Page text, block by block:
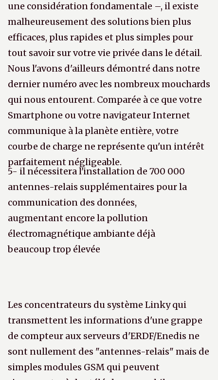
une considération fondamentale –, il existe
malheureusement des solutions bien plus
efficaces, plus rapides et plus simples pour
tout savoir sur votre vie privée dans le détail.
Nous l'avons d'ailleurs démontré dans notre
dernier numéro avec les nombreux mouchards
qui nous entourent. Comparée à ce que votre
Smartphone ou votre navigateur Internet
communique à la planète entière, votre
courbe de charge ne représente qu'un intérêt
parfaitement négligeable.
5- il nécessitera l'installation de 700 000
antennes-relais supplémentaires pour la
communication des données,
augmentant encore la pollution
électromagnétique ambiante déjà
beaucoup trop élevée
Les concentrateurs du système Linky qui
transmettent les informations d'une grappe
de compteur aux serveurs d'ERDF/Enedis ne
sont nullement des "antennes-relais" mais de
simples modules GSM qui peuvent